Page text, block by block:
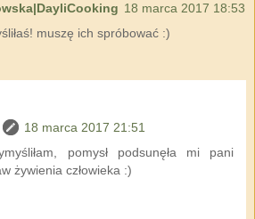
18 marca 2017 18:53
muszę ich spróbować :)
18 marca 2017 21:51
pomysł podsunęła mi pani
żywienia człowieka :)